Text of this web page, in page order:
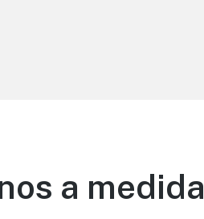
a medida